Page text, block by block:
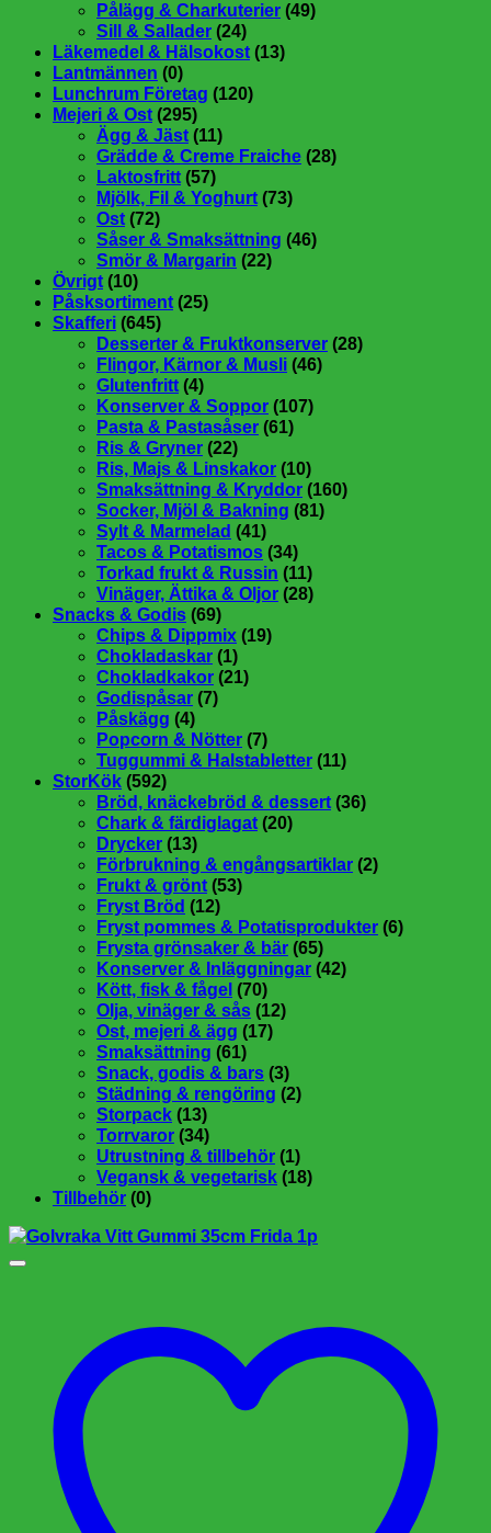
Pålägg & Charkuterier (49)
Sill & Sallader (24)
Läkemedel & Hälsokost (13)
Lantmännen (0)
Lunchrum Företag (120)
Mejeri & Ost (295)
Ägg & Jäst (11)
Grädde & Creme Fraiche (28)
Laktosfritt (57)
Mjölk, Fil & Yoghurt (73)
Ost (72)
Såser & Smaksättning (46)
Smör & Margarin (22)
Övrigt (10)
Påsksortiment (25)
Skafferi (645)
Desserter & Fruktkonserver (28)
Flingor, Kärnor & Musli (46)
Glutenfritt (4)
Konserver & Soppor (107)
Pasta & Pastasåser (61)
Ris & Gryner (22)
Ris, Majs & Linskakor (10)
Smaksättning & Kryddor (160)
Socker, Mjöl & Bakning (81)
Sylt & Marmelad (41)
Tacos & Potatismos (34)
Torkad frukt & Russin (11)
Vinäger, Ättika & Oljor (28)
Snacks & Godis (69)
Chips & Dippmix (19)
Chokladaskar (1)
Chokladkakor (21)
Godispåsar (7)
Påskägg (4)
Popcorn & Nötter (7)
Tuggummi & Halstabletter (11)
StorKök (592)
Bröd, knäckebröd & dessert (36)
Chark & färdiglagat (20)
Drycker (13)
Förbrukning & engångsartiklar (2)
Frukt & grönt (53)
Fryst Bröd (12)
Fryst pommes & Potatisprodukter (6)
Frysta grönsaker & bär (65)
Konserver & Inläggningar (42)
Kött, fisk & fågel (70)
Olja, vinäger & sås (12)
Ost, mejeri & ägg (17)
Smaksättning (61)
Snack, godis & bars (3)
Städning & rengöring (2)
Storpack (13)
Torrvaror (34)
Utrustning & tillbehör (1)
Vegansk & vegetarisk (18)
Tillbehör (0)